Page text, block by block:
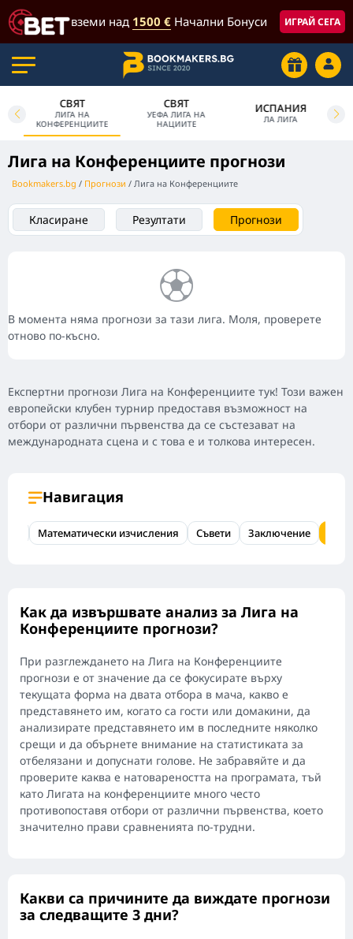
вземи над 1500 € Начални Бонуси ИГРАЙ СЕГА
СВЯТ
ЛИГА НА
КОНФЕРЕНЦИИТЕ
СВЯТ
УЕФА ЛИГА НА
НАЦИИТЕ
ИСПАНИЯ
ЛА ЛИГА
Лига на Конференциите прогнози
Bookmakers.bg Прогнози Лига на Конференциите
Класиране Резултати Прогнози
В момента няма прогнози за тази лига. Моля, проверете
отново по-късно.
Експертни прогнози Лига на Конференциите тук! Този важен
европейски клубен турнир предоставя възможност на
отбори от различни първенства да се състезават на
международната сцена и с това е и толкова интересен.
Навигация
Математически изчисления Съвети Заключение
Как да извършвате анализ за Лига на
Конференциите прогнози?
При разглеждането на Лига на Конференциите
прогнози е от значение да се фокусирате върху
текущата форма на двата отбора в мача, какво е
представянето им, когато са гости или домакини, да
анализирате представянето им в последните няколко
срещи и да обърнете внимание на статистиката за
отбелязани и допуснати голове. Не забравяйте и да
проверите каква е натовареността на програмата, тъй
като Лигата на конференциите много често
противопоставя отбори от различни първенства, което
значително прави сравненията по-трудни.
Какви са причините да виждате прогнози
за следващите 3 дни?